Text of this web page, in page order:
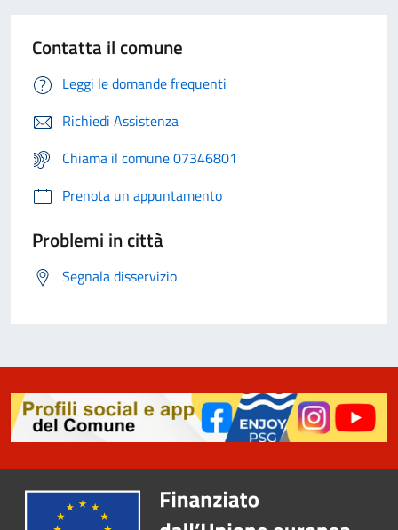
Contatta il comune
Leggi le domande frequenti
Richiedi Assistenza
Chiama il comune 07346801
Prenota un appuntamento
Problemi in città
Segnala disservizio